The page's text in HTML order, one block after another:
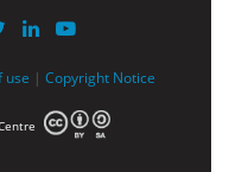
use | Copyright Notice